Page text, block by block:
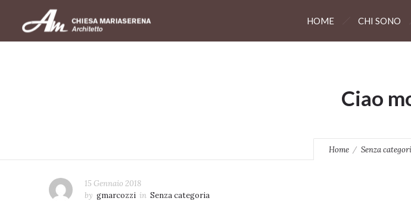
HOME CHI SONO
Ciao
Home Senza
15 Gennaio 2018
by gmarcozzi in Senza categoria